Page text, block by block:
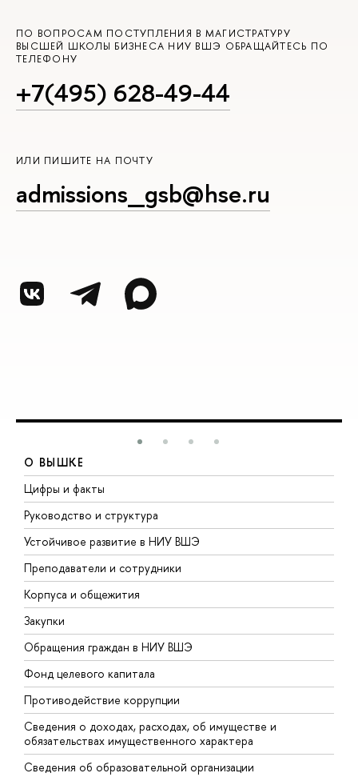
ПО ВОПРОСАМ ПОСТУПЛЕНИЯ В МАГИСТРАТУРУ
ВЫСШЕЙ ШКОЛЫ БИЗНЕСА НИУ ВШЭ ОБРАЩАЙТЕСЬ ПО
ТЕЛЕФОНУ
+7(495) 628-49-44
ИЛИ ПИШИТЕ НА ПОЧТУ
admissions_gsb@hse.ru
О ВЫШКЕ
Цифры и факты
Руководство и структура
Устойчивое развитие в НИУ ВШЭ
Преподаватели и сотрудники
Корпуса и общежития
Закупки
Обращения граждан в НИУ ВШЭ
Фонд целевого капитала
Противодействие коррупции
Сведения о доходах, расходах, об имуществе и
обязательствах имущественного характера
Сведения об образовательной организации